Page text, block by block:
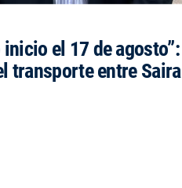
inicio el 17 de
transporte entre